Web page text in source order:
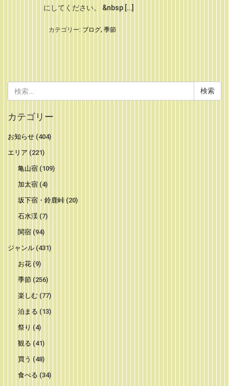
にしてください。 &nbsp […]
カテゴリー: ブログ, 季節
索:
カテゴリー
お知らせ (404)
エリア (221)
亀山宿(109)
加太宿(4)
坂下宿・鈴鹿峠(20)
石水渓(7)
関宿(94)
ジャンル (431)
お花(9)
季節 (256)
楽しむ (77)
泊まる (13)
祭り (4)
観る (41)
買う (48)
食べる (34)